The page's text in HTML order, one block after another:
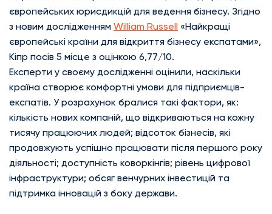
європейських юрисдикцій для ведення бізнесу. Згідно
з новим дослідженням William Russell «Найкращі
європейські країни для відкриття бізнесу експатами»,
Кіпр посів 5 місце з оцінкою 6,77/10.
Експерти у своєму дослідженні оцінили, наскільки
країна створює комфортні умови для підприємців-
експатів. У розрахунок бралися такі фактори, як:
кількість нових компаній, що відкриваються на кожну
тисячу працюючих людей; відсоток бізнесів, які
продовжують успішно працювати після першого року
діяльності; доступність коворкінгів; рівень цифрової
інфраструктури; обсяг венчурних інвестицій та
підтримка інновацій з боку держави.